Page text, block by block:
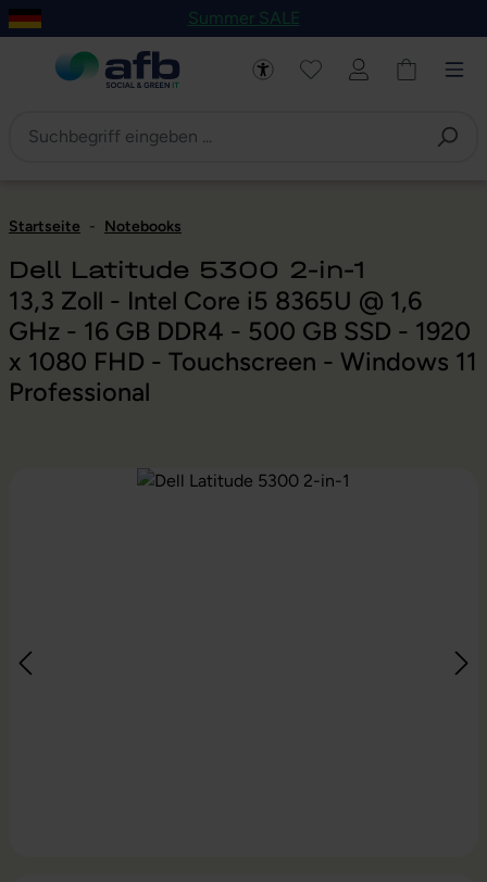
Hauptinhalt springen
Zur Navigation der B2B-Plattform springen
Summer SALE
Startseite - Notebooks
Dell Latitude 5300 2-in-1
13,3 Zoll - Intel Core i5 8365U @ 1,6
GHz - 16 GB DDR4 - 500 GB SSD - 1920
x 1080 FHD - Touchscreen - Windows 11
Professional
Bildergalerie überspringen